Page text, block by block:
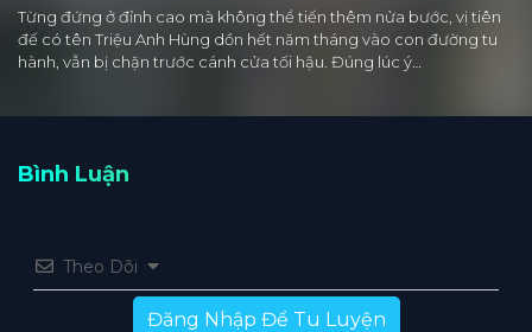
Từng đứng ở đỉnh cao mà không thể tiến thêm nửa bước, vị tiên
đế có tên Triệu Anh Hùng dồn hết năm tháng vào con đường tu
hành, vẫn bị chặn trước cánh cửa tối hậu. Đúng lúc ý…
Bình Luận
Theo Dõi
Đăng Nhập Để Tu Luyện